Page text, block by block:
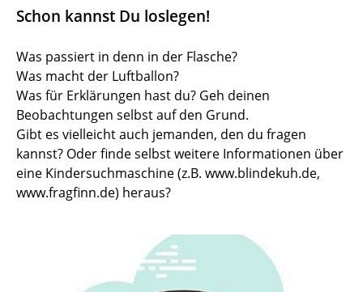
Schon kannst Du loslegen!
Was passiert in denn in der Flasche?
Was macht der Luftballon?
Was für Erklärungen hast du? Geh deinen
Beobachtungen selbst auf den Grund.
Gibt es vielleicht auch jemanden, den du fragen
kannst? Oder finde selbst weitere Informationen über
eine Kindersuchmaschine (z.B. www.blindekuh.de,
www.fragfinn.de) heraus?